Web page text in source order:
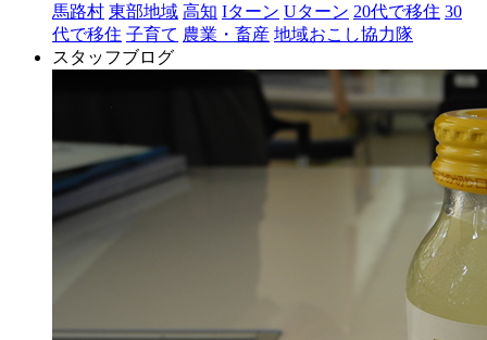
馬路村 東部地域 高知 Iターン Uターン 20代で移住 30
代で移住 子育て 農業・畜産 地域おこし協力隊
スタッフブログ